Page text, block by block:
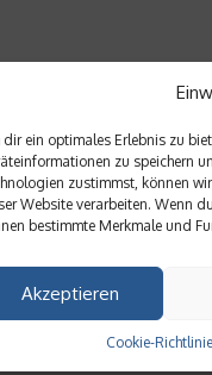
dir ein optimales Erlebnis zu
zu speichern
zustimmst, können
Website verarbeiten. Wenn
bestimmte Merkmale und
Akzeptieren
Cookie-Richtlinie